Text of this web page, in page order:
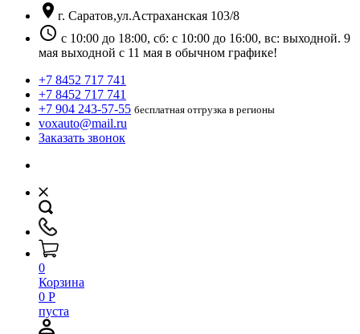
location_on г. Саратов,ул.Астраханская 103/8
schedule с 10:00 до 18:00, сб: с 10:00 до 16:00, вс: выходной. 9
мая выходной с 11 мая в обычном графике!
+7 8452 717 741
+7 8452 717 741
+7 904 243-57-55 бесплатная отгрузка в регионы
voxauto@mail.ru
Заказать звонок
0
Корзина
0 Р
пуста